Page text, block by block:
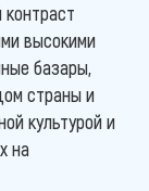
высокими
базары,
страны и
культурой и
на